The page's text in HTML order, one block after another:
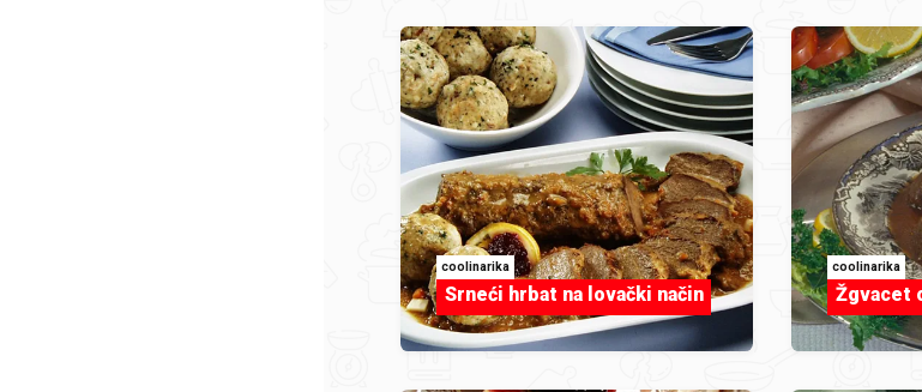
coolinarika
Srneći hrbat na lovački način
coolinarika
Žgvacet